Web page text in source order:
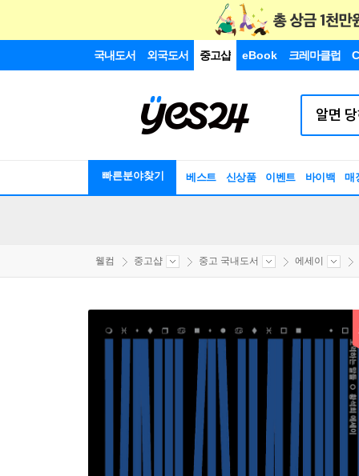
국내도서 외국도서 중고샵 eBook 크레마클럽
빠른분야찾기 베스트 신상품 이벤트 바이백 매
웰컴 중고샵 중고 국내도서 에세이